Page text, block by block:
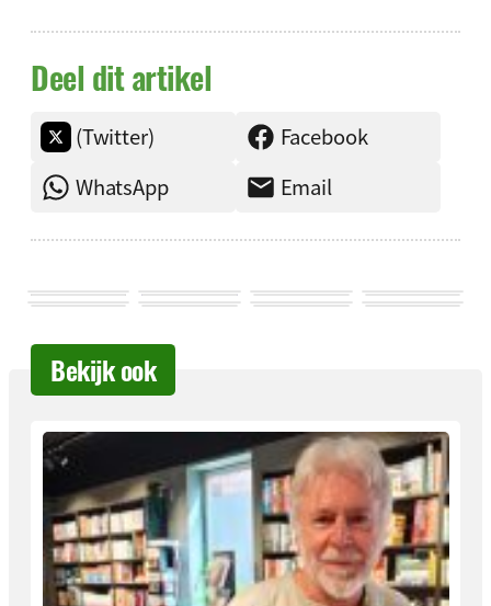
Deel dit artikel
(Twitter)
Facebook
WhatsApp
Email
Bekijk ook